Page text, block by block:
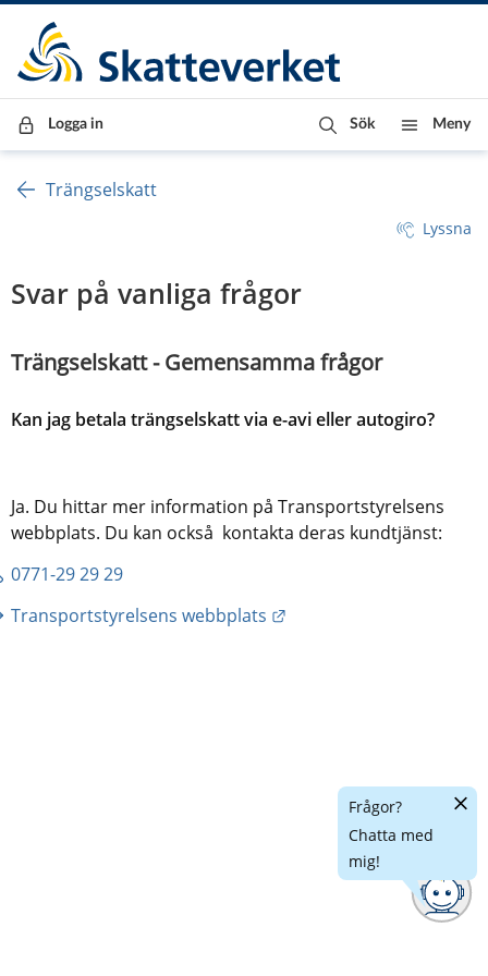
Till innehåll
Till navigationen
Till chattrobot
Logga in Sök Meny
Trängselskatt
Lyssna
Svar på vanliga frågor
Trängselskatt - Gemensamma frågor
Kan jag betala trängselskatt via e-avi eller autogiro?
Ja. Du hittar mer information på Transportstyrelsens
webbplats. Du kan också  kontakta deras kundtjänst:
0771-29 29 29
Transportstyrelsens webbplats
Frågor?
Chatta med
mig!
Dölj